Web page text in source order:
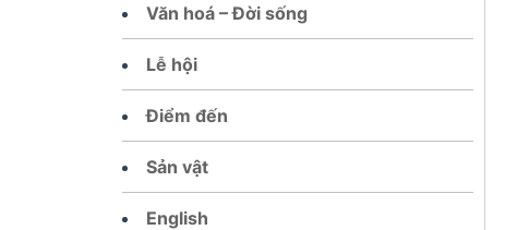
Văn hoá – Đời sống
Lễ hội
Điểm đến
Sản vật
English